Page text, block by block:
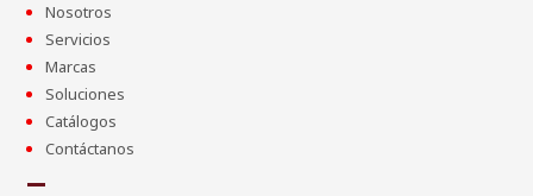
Nosotros
Servicios
Marcas
Soluciones
Catálogos
Contáctanos